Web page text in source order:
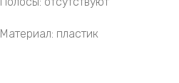
Материал: пластик